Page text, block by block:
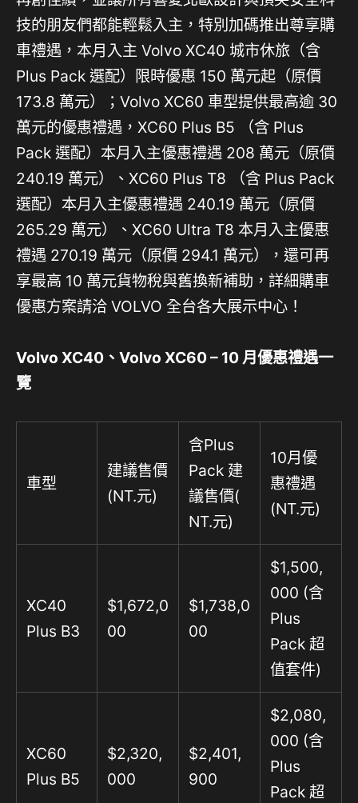
技的朋友們都能輕鬆入主，特別加碼推出尊享購
車禮遇，本月入主 Volvo XC40 城市休旅（含
Plus Pack 選配）限時優惠 150 萬元起（原價
173.8 萬元）；Volvo XC60 車型提供最高逾 30
萬元的優惠禮遇，XC60 Plus B5 （含 Plus
Pack 選配）本月入主優惠禮遇 208 萬元（原價
240.19 萬元）、XC60 Plus T8 （含 Plus Pack
選配）本月入主優惠禮遇 240.19 萬元（原價
265.29 萬元）、XC60 Ultra T8 本月入主優惠
禮遇 270.19 萬元（原價 294.1 萬元），還可再
享最高 10 萬元貨物稅與舊換新補助，詳細購車
優惠方案請洽 VOLVO 全台各大展示中心！
Volvo XC40 、 Volvo XC60 – 10月優惠禮遇一
覽
車型
建議售價
(NT.元)
含Plus
Pack 建
議售價(
NT.元)
10月優
惠禮遇
(NT.元)
XC40
Plus B3
$1,672,0
00
$1,738,0
00
$1,500,
000 (含
Plus
Pack 超
值套件)
XC60
Plus B5
$2,320,
000
$2,401,
900
$2,080,
000 (含
Plus
Pack 超